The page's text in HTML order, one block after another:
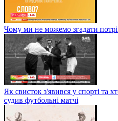
Чому ми не можемо згадати
Як свисток з'явився у спорті та
судив футбольні матчі